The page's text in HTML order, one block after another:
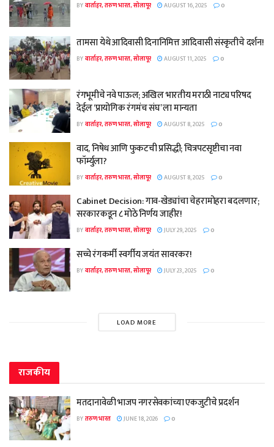
BYवार्ताहर, तरुण भारत, सोलापूर AUGUST 16, 2025 0
तामसा येथे आदिवासी दिनानिमित्त आदिवासी संस्कृतीचे दर्शन!
BYवार्ताहर, तरुण भारत, सोलापूर AUGUST 11, 2025 0
रंगभूमीचे नवे पाऊल; अखिल भारतीय मराठी नाट्य परिषद
देईल ‘प्रायोगिक रंगमंच संघ’ ला मान्यता
BYवार्ताहर, तरुण भारत, सोलापूर AUGUST 8, 2025 0
वाद, निषेध आणि फुकटची प्रसिद्धी; चित्रपटसृष्टीचा नवा
फॉर्म्युला?
BYवार्ताहर, तरुण भारत, सोलापूर AUGUST 8, 2025 0
Cabinet Decision: गाव-खेड्यांचा चेहरामोहरा बदलणार;
सरकारकडून ८ मोठे निर्णय जाहीर!
BYवार्ताहर, तरुण भारत, सोलापूर JULY 29, 2025 0
सच्चे रंगकर्मी स्वर्गीय जयंत सावरकर!
BYवार्ताहर, तरुण भारत, सोलापूर JULY 23, 2025 0
LOAD MORE
राजकीय
मतदानावेळी भाजप नगरसेवकांच्या एकजुटीचे प्रदर्शन
BYतरुण भारत JUNE 18, 2026 0